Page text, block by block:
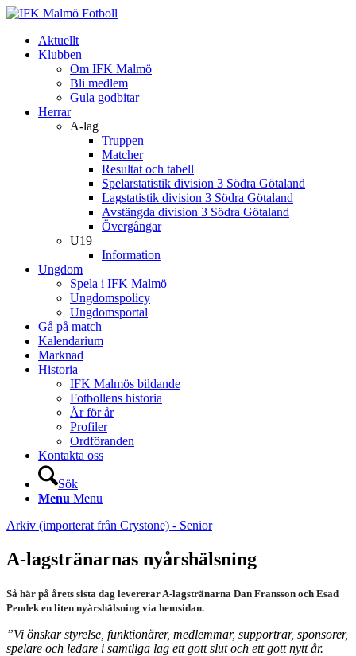
Aktuellt
Klubben
Om IFK Malmö
Bli medlem
Gula godbitar
Herrar
A-lag
Truppen
Matcher
Resultat och tabell
Spelarstatistik division 3 Södra Götaland
Lagstatistik division 3 Södra Götaland
Avstängda division 3 Södra Götaland
Övergångar
U19
Information
Ungdom
Spela i IFK Malmö
Ungdomspolicy
Ungdomsportal
Gå på match
Kalendarium
Marknad
Historia
IFK Malmös bildande
Fotbollens historia
År för år
Profiler
Ordföranden
Kontakta oss
Sök
Menu Menu
Arkiv (importerat från Crystone) - Senior
A-lagstränarnas nyårshälsning
Så här på årets sista dag levererar A-lagstränarna Dan Fransson och Esad
Pendek en liten nyårshälsning via hemsidan.
”Vi önskar styrelse, funktionärer, medlemmar, supportrar, sponsorer,
spelare och ledare i samtliga lag ett gott slut och ett gott nytt år.